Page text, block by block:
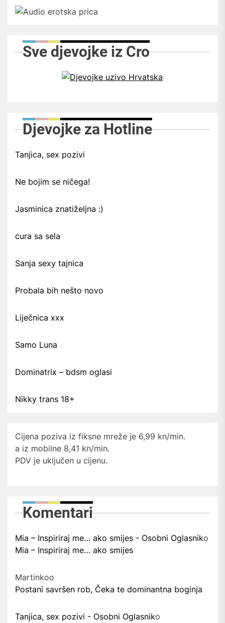
Sve djevojke iz Cro
Djevojke za Hotline
Tanjica, sex pozivi
Ne bojim se ničega!
Jasminica znatiželjna :)
cura sa sela
Sanja sexy tajnica
Probala bih nešto novo
Liječnica xxx
Samo Luna
Dominatrix – bdsm oglasi
Nikky trans 18+
Cijena poziva iz fiksne mreže je 6,99 kn/min.
a iz mobilne 8,41 kn/min.
PDV je uključen u cijenu.
Komentari
Mia – Inspiriraj me… ako smijes - Osobni Oglasniko
Mia – Inspiriraj me… ako smijes
Martinkoo
Postani savršen rob, Čeka te dominantna boginja
Tanjica, sex pozivi - Osobni Oglasniko